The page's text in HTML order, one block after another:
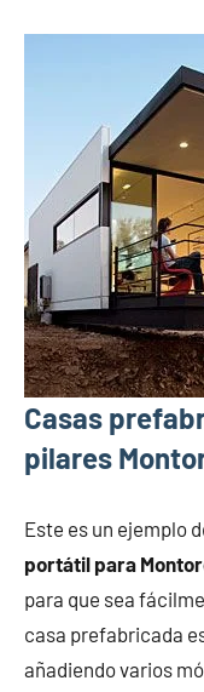
Casas
pilares
Este es un ejemplo
portátil para
para que sea
casa prefabricada
añadiendo varios